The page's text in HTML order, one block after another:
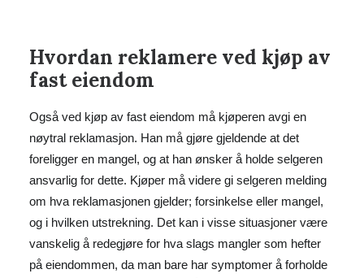
Hvordan reklamere ved kjøp av
fast eiendom
Også ved kjøp av fast eiendom må kjøperen avgi en
nøytral reklamasjon. Han må gjøre gjeldende at det
foreligger en mangel, og at han ønsker å holde selgeren
ansvarlig for dette. Kjøper må videre gi selgeren melding
om hva reklamasjonen gjelder; forsinkelse eller mangel,
og i hvilken utstrekning. Det kan i visse situasjoner være
vanskelig å redegjøre for hva slags mangler som hefter
på eiendommen, da man bare har symptomer å forholde